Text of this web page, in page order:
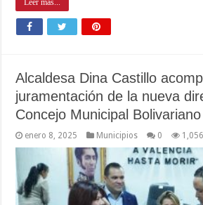
Alcaldesa Dina Castillo
juramentación de la nueva
Concejo Municipal
enero 8, 2025 Municipios 0 1,056